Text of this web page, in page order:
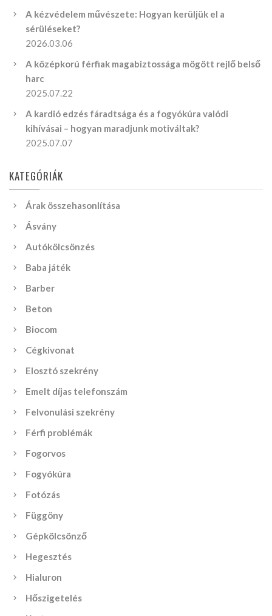
A kézvédelem művészete: Hogyan kerüljük el a
sérüléseket?
2026.03.06
A középkorú férfiak magabiztossága mögött rejlő belső
harc
2025.07.22
A kardió edzés fáradtsága és a fogyókúra valódi
kihívásai – hogyan maradjunk motiváltak?
2025.07.07
KATEGÓRIÁK
Árak összehasonlítása
Ásvány
Autókölcsönzés
Baba játék
Barber
Beton
Biocom
Cégkivonat
Elosztó szekrény
Emelt díjas telefonszám
Felvonulási szekrény
Férfi problémák
Fogorvos
Fogyókúra
Fotózás
Függöny
Gépkölcsönző
Hegesztés
Hialuron
Hőszigetelés